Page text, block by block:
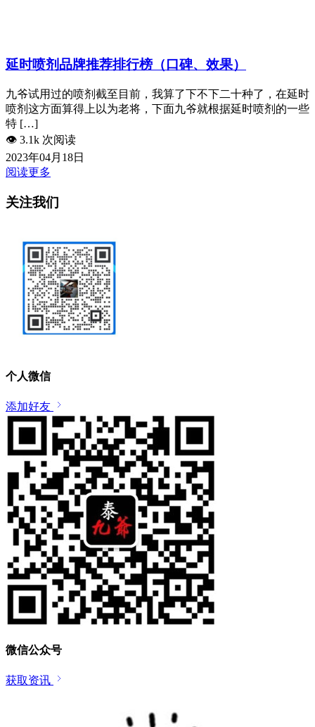
延时喷剂品牌推荐排行榜（口碑、效果）
九爷试用过的喷剂截至目前，我算了下不下二十种了，在延时
喷剂这方面算得上以为老将，下面九爷就根据延时喷剂的一些
特 […]
👁️ 3.1k 次阅读
2023年04月18日
阅读更多
关注我们
个人微信
添加好友
微信公众号
获取资讯